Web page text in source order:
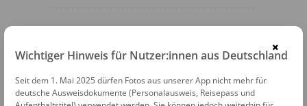
FOTOAUTOMATEN
Fotofix Automat Dresden
×
Wichtiger Hinweis für Nutzer:innen aus Deutschland
Seit dem 1. Mai 2025 dürfen Fotos aus unserer App nicht mehr für
deutsche Ausweisdokumente (Personalausweis, Reisepass und